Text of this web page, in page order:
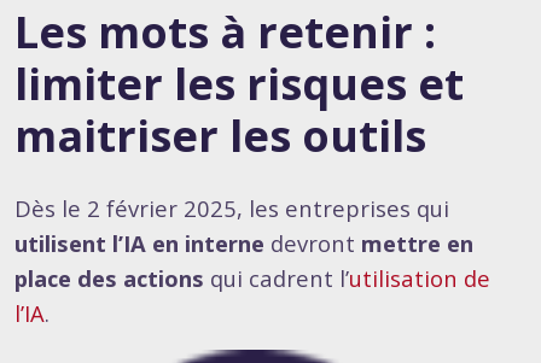
Les mots à retenir :
limiter les risques et
maitriser les outils
Dès le 2 février 2025, les entreprises qui
utilisent l’IA en interne devront mettre en
place des actions qui cadrent l’utilisation de
l’IA.